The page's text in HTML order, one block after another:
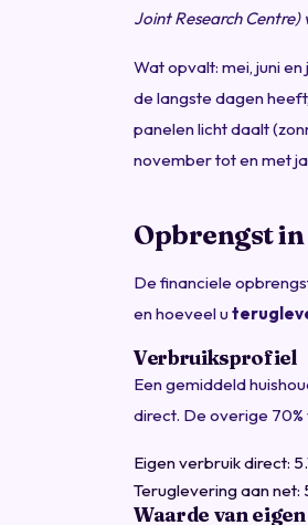
Joint Research
Wat opvalt: mei, juni
de langste dagen
panelen licht daalt
november tot en met
Opbrengst
De financiele
en hoeveel u
Verbruiksprofiel
Een gemiddeld
direct. De overige
Eigen verbruik direct:
Teruglevering aan net:
Waarde van